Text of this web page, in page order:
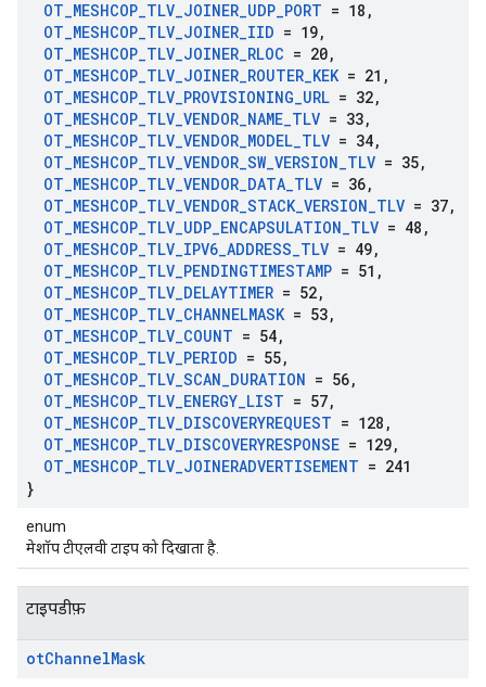
OT_MESHCOP_TLV_JOINER_UDP_PORT = 18 ,
OT_MESHCOP_TLV_JOINER_IID = 19,
OT_MESHCOP_TLV_JOINER_RLOC = 20,
OT_MESHCOP_TLV_JOINER_ROUTER_KEK= 21 ,
OT_MESHCOP_TLV_PROVISIONING_URL = 32,
OT_MESHCOP_TLV_VENDOR_NAME_TLV = 33,
OT_MESHCOP_TLV_VENDOR_MODEL_TLV = 34,
OT_MESHCOP_TLV_VENDOR_SW_VERSION_TLV = 35,
OT_MESHCOP_TLV_VENDOR_DATA_TLV = 36,
OT_MESHCOP_TLV_VENDOR_STACK_VERSION_TLV = 37,
OT_MESHCOP_TLV_UDP_ENCAPSULATION_TLV = 48 ,
OT_MESHCOP_TLV_IPV6_ADDRESS_TLV = 49,
OT_MESHCOP_TLV_PENDINGTIMESTAMP = 51 ,
OT_MESHCOP_TLV_DELAYTIMER = 52,
OT_MESHCOP_TLV_CHANNELMASK= 53,
OT_MESHCOP_TLV_COUNT = 54,
OT_MESHCOP_TLV_PERIOD = 55,
OT_MESHCOP_TLV_SCAN_DURATION = 56,
OT_MESHCOP_TLV_ENERGY_LIST = 57,
OT_MESHCOP_TLV_DISCOVERYREQUEST = 128 ,
OT_MESHCOP_TLV_DISCOVERYRESPONSE = 129,
OT_MESHCOP_TLV_JOINERADVERTISEMENT = 241
}
enum
मेशॉप टीएलवी टाइप को दिखाता है.
टाइपडीफ़
otChannelMask